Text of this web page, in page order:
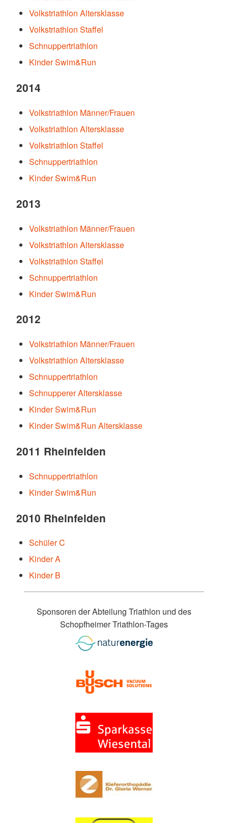
Volkstriathlon Altersklasse
Volkstriathlon Staffel
Schnuppertriathlon
Kinder Swim&Run
2014
Volkstriathlon Männer/Frauen
Volkstriathlon Altersklasse
Volkstriathlon Staffel
Schnuppertriathlon
Kinder Swim&Run
2013
Volkstriathlon Männer/Frauen
Volkstriathlon Altersklasse
Volkstriathlon Staffel
Schnuppertriathlon
Kinder Swim&Run
2012
Volkstriathlon Männer/Frauen
Volkstriathlon Altersklasse
Schnuppertriathlon
Schnupperer Altersklasse
Kinder Swim&Run
Kinder Swim&Run Altersklasse
2011 Rheinfelden
Schnuppertriathlon
Kinder Swim&Run
2010 Rheinfelden
Schüler C
Kinder A
Kinder B
Sponsoren der Abteilung Triathlon und des
Schopfheimer Triathlon-Tages